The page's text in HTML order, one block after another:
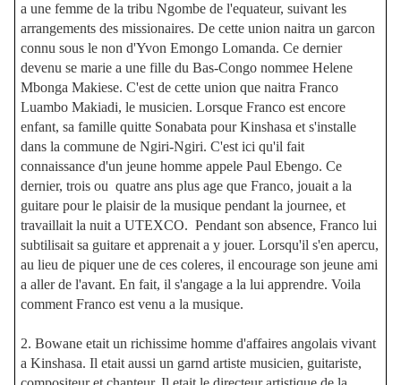
a une femme de la tribu Ngombe de l'equateur, suivant les
arrangements des missionaires. De cette union naitra un garcon
connu sous le non d'Yvon Emongo Lomanda. Ce dernier
devenu se marie a une fille du Bas-Congo nommee Helene
Mbonga Makiese. C'est de cette union que naitra Franco
Luambo Makiadi, le musicien. Lorsque Franco est encore
enfant, sa famille quitte Sonabata pour Kinshasa et s'installe
dans la commune de Ngiri-Ngiri. C'est ici qu'il fait
connaissance d'un jeune homme appele Paul Ebengo. Ce
dernier, trois ou quatre ans plus age que Franco, jouait a la
guitare pour le plaisir de la musique pendant la journee, et
travaillait la nuit a UTEXCO. Pendant son absence, Franco lui
subtilisait sa guitare et apprenait a y jouer. Lorsqu'il s'en apercu,
au lieu de piquer une de ces coleres, il encourage son jeune ami
a aller de l'avant. En fait, il s'angage a la lui apprendre. Voila
comment Franco est venu a la musique.
2. Bowane etait un richissime homme d'affaires angolais vivant
a Kinshasa. Il etait aussi un garnd artiste musicien, guitariste,